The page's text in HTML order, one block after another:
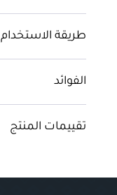
طريقة الاستخدام
الفوائد
تقييمات المنتج